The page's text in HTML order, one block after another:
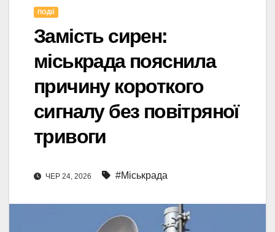
ПОДІЇ
Замість сирен:
міськрада пояснила
причину короткого
сигналу без повітряної
тривоги
ЧЕР 24, 2026 #Міськрада